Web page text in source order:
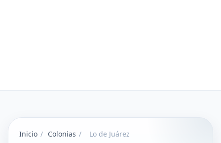
Inicio / Colonias / Lo de Juárez